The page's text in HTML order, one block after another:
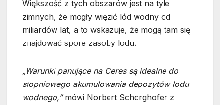
Większość z tych obszarów jest na tyle
zimnych, że mogły więzić lód wodny od
miliardów lat, a to wskazuje, że mogą tam się
znajdować spore zasoby lodu.
„Warunki panujące na Ceres są idealne do
stopniowego akumulowania depozytów lodu
wodnego,”mówi Norbert Schorghofer z